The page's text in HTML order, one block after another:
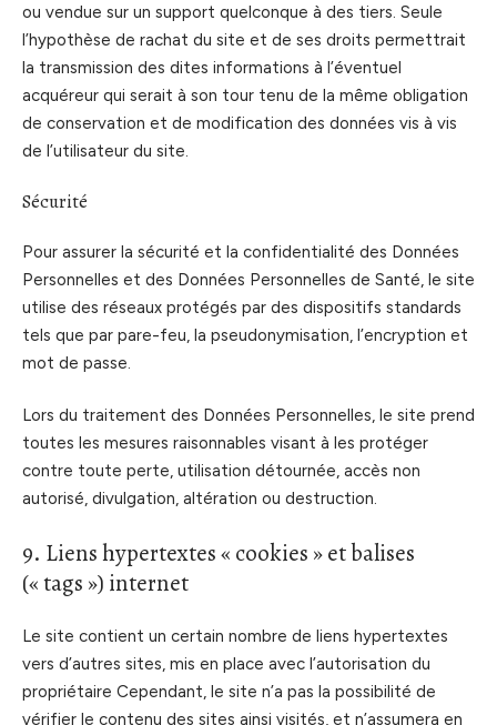
ou vendue sur un support quelconque à des tiers. Seule
l’hypothèse de rachat du site et de ses droits permettrait
la transmission des dites informations à l’éventuel
acquéreur qui serait à son tour tenu de la même obligation
de conservation et de modification des données vis à vis
de l’utilisateur du site.
Sécurité
Pour assurer la sécurité et la confidentialité des Données
Personnelles et des Données Personnelles de Santé, le site
utilise des réseaux protégés par des dispositifs standards
tels que par pare-feu, la pseudonymisation, l’encryption et
mot de passe.
Lors du traitement des Données Personnelles, le site prend
toutes les mesures raisonnables visant à les protéger
contre toute perte, utilisation détournée, accès non
autorisé, divulgation, altération ou destruction.
9. Liens hypertextes « cookies » et balises
(« tags ») internet
Le site contient un certain nombre de liens hypertextes
vers d’autres sites, mis en place avec l’autorisation du
propriétaire Cependant, le site n’a pas la possibilité de
vérifier le contenu des sites ainsi visités, et n’assumera en